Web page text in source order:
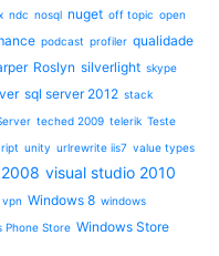
ndc nosql nuget off topic open
podcast profiler qualidade
Roslyn silverlight skype
sql server 2012 stack
teched 2009 telerik Teste
unity urlrewrite iis7 value types
visual studio 2010
vpn Windows 8 windows
Phone Store Windows Store